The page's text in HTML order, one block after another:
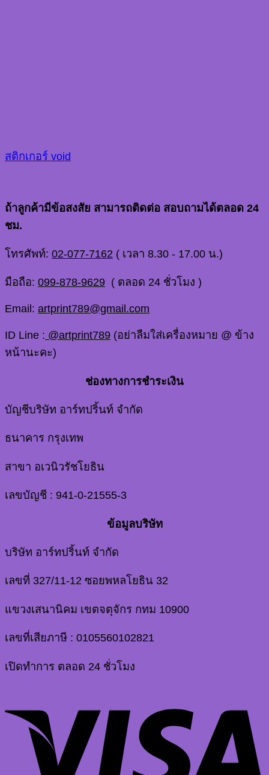
สติกเกอร์ void
ถ้าลูกค้ามีข้อสงสัย สามารถติดต่อ สอบถามได้ตลอด 24
ชม.
โทรศัพท์: 02-077-7162 ( เวลา 8.30 - 17.00 น.)
มือถือ: 099-878-9629 ( ตลอด 24 ชั่วโมง )
Email: artprint789@gmail.com
ID Line : @artprint789 (อย่าลืมใส่เครื่องหมาย @ ข้าง
หน้านะคะ)
ช่องทางการชำระเงิน
บัญชีบริษัท อาร์ทปริ้นท์ จำกัด
ธนาคาร กรุงเทพ
สาขา อเวนิวรัชโยธิน
เลขบัญชี : 941-0-21555-3
ข้อมูลบริษัท
บริษัท อาร์ทปริ้นท์ จำกัด
เลขที่ 327/11-12 ซอยพหลโยธิน 32
แขวงเสนานิคม เขตจตุจักร กทม 10900
เลขที่เสียภาษี : 0105560102821
เปิดทำการ ตลอด 24 ชั่วโมง